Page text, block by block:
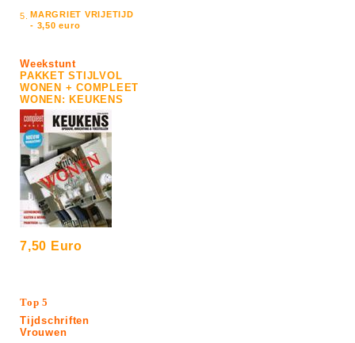
5. MARGRIET VRIJETIJD
- 3,50 euro
Weekstunt
PAKKET STIJLVOL
WONEN + COMPLEET
WONEN: KEUKENS
7,50 Euro
Top 5
Tijdschriften
Vrouwen